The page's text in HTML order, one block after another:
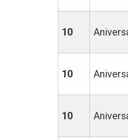
10
10
10